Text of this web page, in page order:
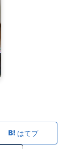
はてブ